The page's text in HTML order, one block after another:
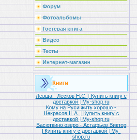
Форум
Фотоальбомы
Гостевая книга
Видео
Тесты
Интернет-магазин
Книги
Левша - Лесков Н.С. | Купить книгу с
доставкой | My-shop.ru
Кому на Руси жить хорошо -
Некрасов Н.А. | Купить книгу с
доставкой | My-shop.ru
Васюткино озеро - Астафьев Виктор
| Купить книгу с доставкой | My-
shop.ru